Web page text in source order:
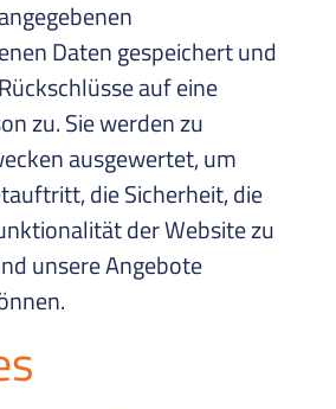
Daten gespeichert und
auf eine
zu. Sie werden zu
ausgewertet, um
die Sicherheit, die
der Website zu
unsere Angebote